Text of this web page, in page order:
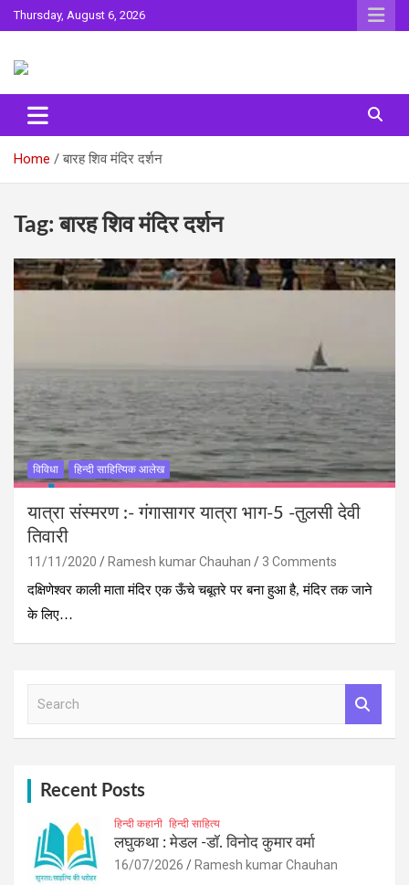
Skip
to
Thursday, August 6, 2026
Surta
Home बारह शिव मंदिर दर्शन
Tag:बारह शिव मंदिर दर्शन
विविधा हिन्दी साहित्यिक आलेख
यात्रा संस्‍मरण :- गंगासागर यात्रा भाग-5 -तुलसी देवी
तिवारी
11/11/2020 Ramesh kumar Chauhan
3 Comments
दक्षिणेश्वर काली माता मंदिर एक ऊँचे चबूतरे पर बना हुआ है, मंदिर तक जाने
के लिए…
Recent Posts
हिन्दी कहानी हिन्दी साहित्य
लघुकथा : मेडल -डॉ. विनोद कुमार वर्मा
16/07/2026 Ramesh kumar Chauhan